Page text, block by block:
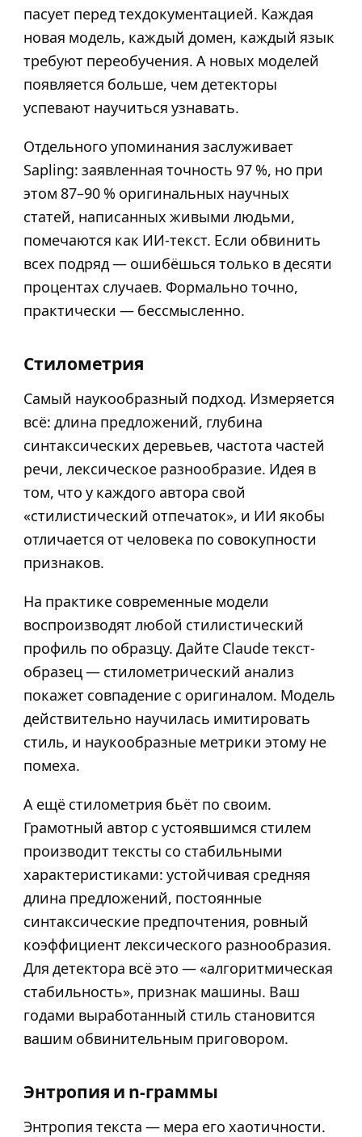
пасует перед техдокументацией. Каждая
новая модель, каждый домен, каждый язык
требуют переобучения. А новых моделей
появляется больше, чем детекторы
успевают научиться узнавать.
Отдельного упоминания заслуживает
Sapling: заявленная точность 97 %, но при
этом 87–90 % оригинальных научных
статей, написанных живыми людьми,
помечаются как ИИ-текст. Если обвинить
всех подряд — ошибёшься только в десяти
процентах случаев. Формально точно,
практически — бессмысленно.
Стилометрия
Самый наукообразный подход. Измеряется
всё: длина предложений, глубина
синтаксических деревьев, частота частей
речи, лексическое разнообразие. Идея в
том, что у каждого автора свой
«стилистический отпечаток», и ИИ якобы
отличается от человека по совокупности
признаков.
На практике современные модели
воспроизводят любой стилистический
профиль по образцу. Дайте Claude текст-
образец — стилометрический анализ
покажет совпадение с оригиналом. Модель
действительно научилась имитировать
стиль, и наукообразные метрики этому не
помеха.
А ещё стилометрия бьёт по своим.
Грамотный автор с устоявшимся стилем
производит тексты со стабильными
характеристиками: устойчивая средняя
длина предложений, постоянные
синтаксические предпочтения, ровный
коэффициент лексического разнообразия.
Для детектора всё это — «алгоритмическая
стабильность», признак машины. Ваш
годами выработанный стиль становится
вашим обвинительным приговором.
Энтропия и n-граммы
Энтропия текста — мера его хаотичности.